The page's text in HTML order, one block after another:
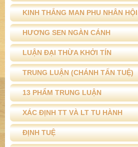
KINH THẮNG MAN PHU NHÂN HỘI
HƯƠNG SEN NGÀN CÁNH
LUẬN ĐẠI THỪA KHỞI TÍN
TRUNG LUẬN (CHÁNH TẤN TUỆ)
13 PHẨM TRUNG LUẬN
XÁC ĐỊNH TT VÀ LT TU HÀNH
ĐỊNH TUỆ